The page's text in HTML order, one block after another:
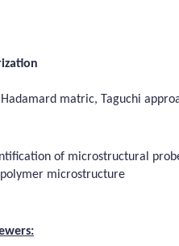
Hadamard matric, Taguchi
of microstructural
microstructure